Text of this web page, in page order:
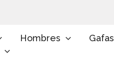
Hombres Gafas